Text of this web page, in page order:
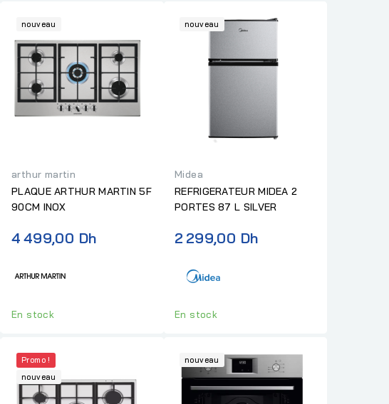
nouveau
arthur martin
PLAQUE ARTHUR MARTIN 5F
90CM INOX
4 499,00 Dh
En stock
nouveau
Midea
REFRIGERATEUR MIDEA 2
PORTES 87 L SILVER
2 299,00 Dh
En stock
Promo !
nouveau
nouveau